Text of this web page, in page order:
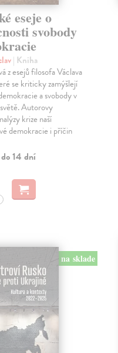
eseje o
svobody
| Kniha
z esejů filosofa Václava
se kriticky zamýšlejí
a svobody v
Autorovy
krize naší
demokracie i příčin
14 dní
na sklade